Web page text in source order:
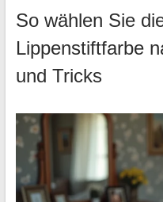
So wählen Sie
Lippenstiftfarbe
und Tricks